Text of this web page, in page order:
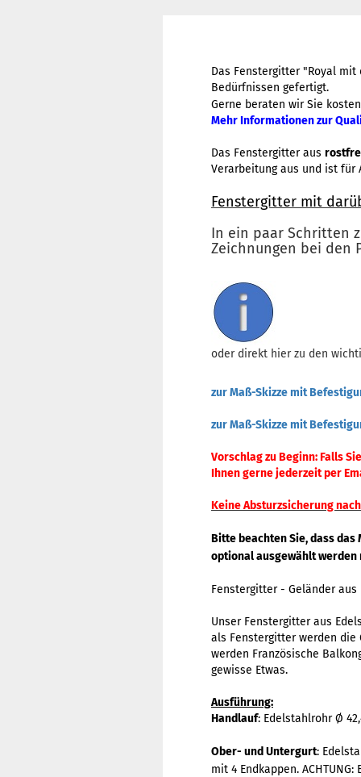
Das Fenstergitter "Royal
Bedürfnissen gefertigt.
Gerne beraten wir Sie
Mehr Informationen zur
Das Fenstergitter aus
Verarbeitung aus und ist für
Fenstergitter mit
In ein paar Schritten
Zeichnungen bei den
oder direkt hier zu den
zur Maß-Skizze mit
zur Maß-Skizze mit
Vorschlag zu Beginn: Falls
Ihnen gerne jederzeit per
Keine Absturzsicherung
Bitte beachten Sie, dass
optional ausgewählt werden
Fenstergitter - Geländer aus
Unser Fenstergitter aus
als Fenstergitter werden die
werden Französische
gewisse Etwas.
Ausführung:
Handlauf: Edelstahlrohr Ø
Ober- und Untergurt:
mit 4 Endkappen.